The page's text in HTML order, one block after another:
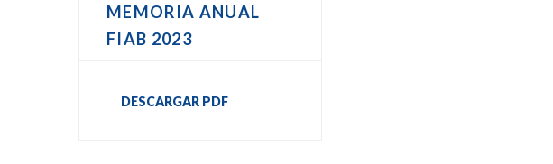
MEMORIA ANUAL
FIAB 2023
DESCARGAR PDF